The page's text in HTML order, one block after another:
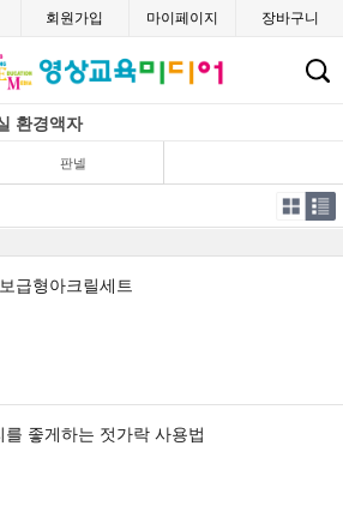
회원가입 마이페이지 장바구니
환경액자
판넬
급형아크릴세트
를 좋게하는 젓가락 사용법